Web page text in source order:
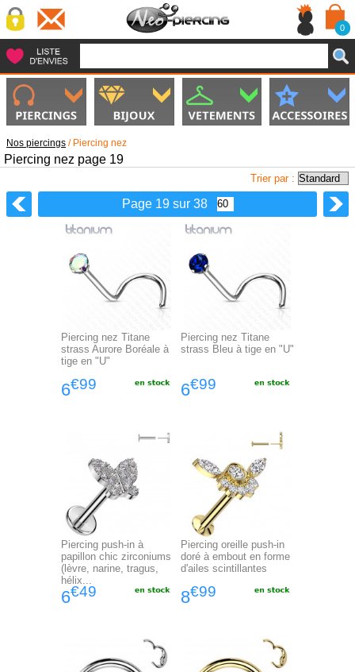
0
Nos piercings / Piercing nez
Piercing nez page 19
Trier par :
Page 19 sur 38
Piercing nez Titane
strass Aurore Boréale à
tige en "U"
6€99
Piercing nez Titane
strass Bleu à tige en "U"
6€99
Piercing push-in à
papillon chic zirconiums
(lèvre, narine, tragus,
hélix...
6€49
Piercing oreille push-in
doré à embout en forme
d'ailes scintillantes
8€99